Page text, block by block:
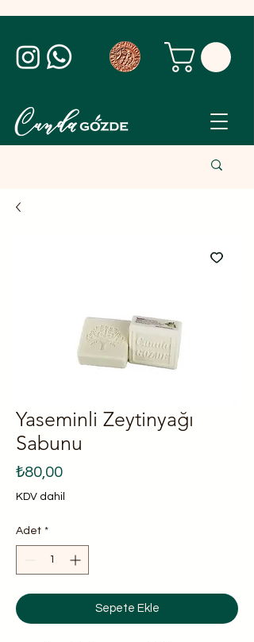
Yaseminli Zeytinyağı
Sabunu
₺80,00Fiyat
KDV dahil
Adet *
Sepete Ekle